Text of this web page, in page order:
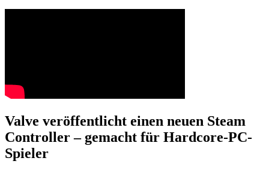
Valve veröffentlicht einen neuen Steam
Controller – gemacht für Hardcore-PC-
Spieler